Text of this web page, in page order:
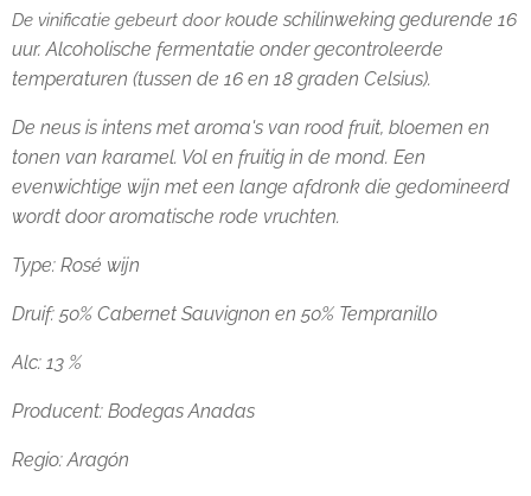
De vinificatie gebeurt door koude schilinweking gedurende 16
uur. Alcoholische fermentatie onder gecontroleerde
temperaturen (tussen de 16 en 18 graden Celsius).
De neus is intens met aroma's van rood fruit, bloemen en
tonen van karamel. Vol en fruitig in de mond. Een
evenwichtige wijn met een lange afdronk die gedomineerd
wordt door aromatische rode vruchten.
Type: Rosé wijn
Druif: 50% Cabernet Sauvignon en 50% Tempranillo
Alc: 13 %
Producent: Bodegas Anadas
Regio:Aragón